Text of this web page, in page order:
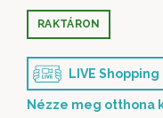
RAKTÁRON
LIVE Shopping
Nézze meg otthona